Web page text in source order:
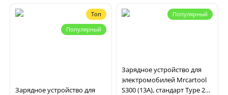
Топ
Популярный
Зарядное устройство для
Популярный
Зарядное устройство для
электромобилей Mrcartool
S300 (13А), стандарт Type 2